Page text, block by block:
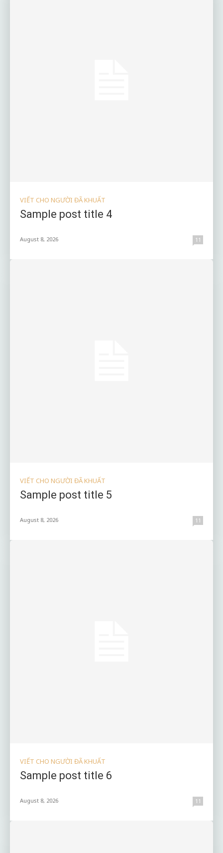
VIẾT CHO NGƯỜI ĐÃ KHUẤT
Sample post title 4
August 8, 2026 11
VIẾT CHO NGƯỜI ĐÃ KHUẤT
Sample post title 5
August 8, 2026 11
VIẾT CHO NGƯỜI ĐÃ KHUẤT
Sample post title 6
August 8, 2026 11